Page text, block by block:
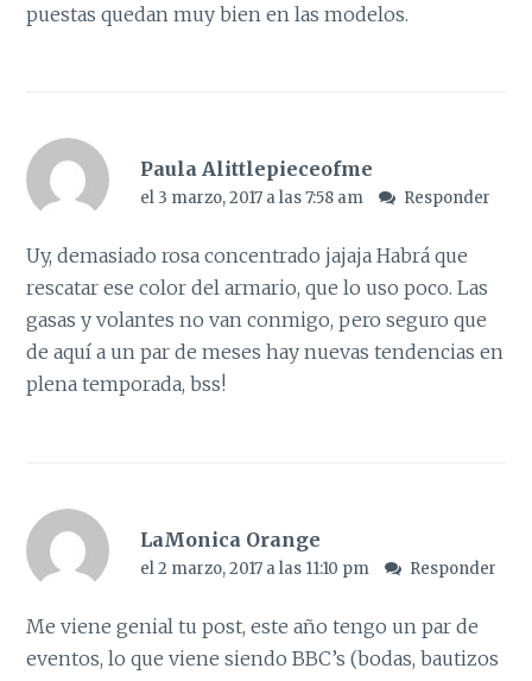
puestas quedan muy bien en las modelos.
Paula Alittlepieceofme
el 3 marzo, 2017 a las 7:58 am Responder
Uy, demasiado rosa concentrado jajaja Habrá que
rescatar ese color del armario, que lo uso poco. Las
gasas y volantes no van conmigo, pero seguro que
de aquí a un par de meses hay nuevas tendencias en
plena temporada, bss!
LaMonica Orange
el 2 marzo, 2017 a las 11:10 pm Responder
Me viene genial tu post, este año tengo un par de
eventos, lo que viene siendo BBC’s (bodas, bautizos